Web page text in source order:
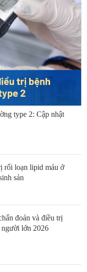
type 2: Cập nhật
rối loạn lipid máu ở
sản
đoán và điều trị
người lớn 2026